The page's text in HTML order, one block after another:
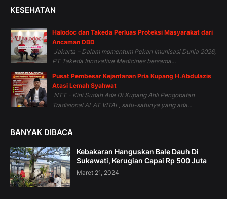
KESEHATAN
Halodoc dan Takeda Perluas Proteksi Masyarakat dari
Ancaman DBD
Jakarta – Dalam momentum Pekan Imunisasi Dunia 2026,
PT Takeda Innovative Medicines bersama...
Pusat Pembesar Kejantanan Pria Kupang H.Abdulazis
Atasi Lemah Syahwat
NTT - Kini Sudah Ada Di Kupang Ahli Pengobatan
Tradisional ALAT VITAL, satu-satunya yang ada...
BANYAK DIBACA
Kebakaran Hanguskan Bale Dauh Di
Sukawati, Kerugian Capai Rp 500 Juta
Maret 21, 2024